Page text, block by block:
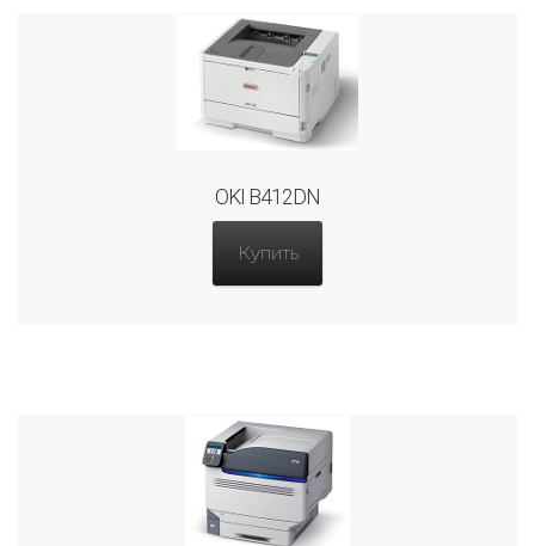
OKI B412DN
Купить